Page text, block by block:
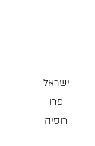
ישראל
פרו
רוסיה